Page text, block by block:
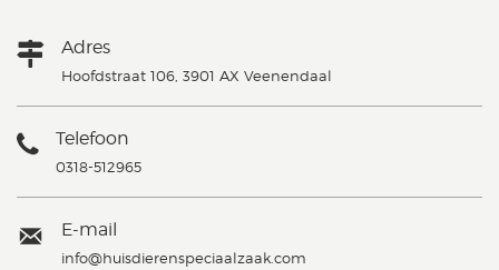
Adres
Hoofdstraat 106, 3901 AX Veenendaal
Telefoon
0318-512965
E-mail
info@huisdierenspeciaalzaak.com